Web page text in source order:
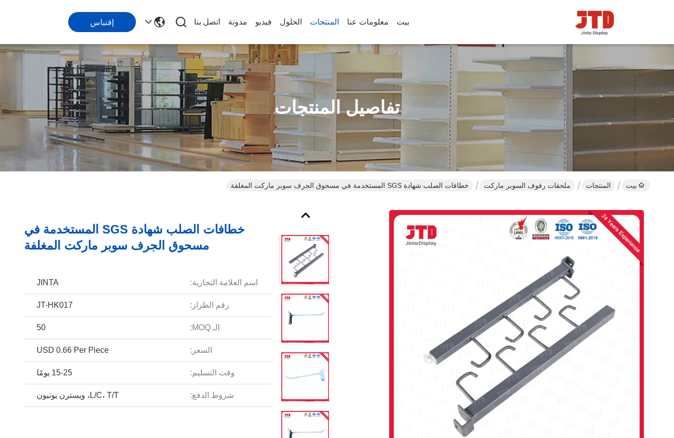
بيت معلومات عنا المنتجات الحلول فيديو مدونة اتصل بنا إقتباس
تفاصيل المنتجات
بيت المنتجات ملحقات رفوف السوبر ماركت خطافات الصلب شهادة SGS المستخدمة في مسحوق الجرف سوبر ماركت المغلفة
خطافات الصلب شهادة SGS المستخدمة في
مسحوق الجرف سوبر ماركت المغلفة
اسم العلامة التجارية: JINTA
رقم الطراز: JT-HK017
الـ MOQ: 50
السعر: USD 0.66 Per Piece
وقت التسليم: 15-25 يومًا
شروط الدفع: L/C، T/T، ويسترن يونيون